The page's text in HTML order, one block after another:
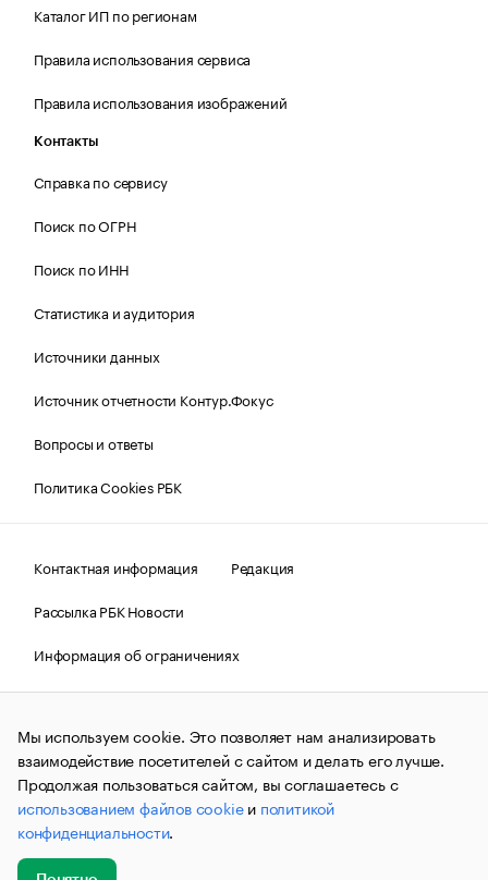
Каталог ИП по регионам
Правила использования сервиса
Правила использования изображений
Контакты
Справка по сервису
Поиск по ОГРН
Поиск по ИНН
Статистика и аудитория
Источники данных
Источник отчетности Контур.Фокус
Вопросы и ответы
Политика Cookies РБК
Контактная информация
Редакция
Рассылка РБК Новости
Информация об ограничениях
Правовая информация
О соблюдении авторских прав
© АО «РОСБИЗНЕСКОНСАЛТИНГ»,1995–2026.Сообщения
и материалы информационного агентства «РБК»
(зарегистрировано Федеральной службой по надзору в сфере
связи, информационных технологий и массовых
коммуникаций (Роскомнадзор) 09.12.2015 за номером ИА
№ФС77-63848) сопровождаются пометкой «РБК». Отдельные
публикации могут содержать информацию,
не предназначенную для пользователей
Мы используем cookie. Это позволяет нам анализировать
взаимодействие посетителей с сайтом и делать его лучше.
Продолжая пользоваться сайтом, вы соглашаетесь с
использованием файлов cookieи политикой
конфиденциальности.